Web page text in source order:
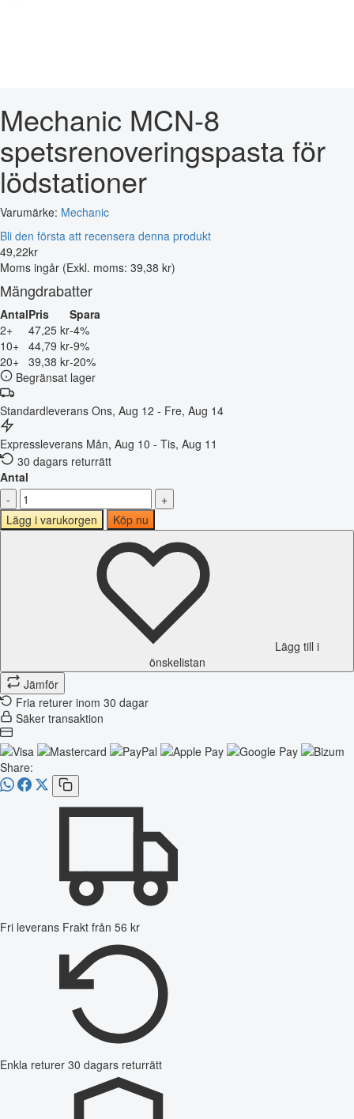
Mechanic MCN-8
spetsrenoveringspasta för
lödstationer
Varumärke: Mechanic
Bli den första att recensera denna produkt
49,22kr
Moms ingår (Exkl. moms: 39,38 kr)
Mängdrabatter
AntalPris
Spara
2+
47,25 kr-4%
10+ 44,79 kr-9%
20+ 39,38 kr-20%
Begränsat lager
Standardleverans Ons, Aug 12 - Fre, Aug 14
Expressleverans Mån, Aug 10 - Tis, Aug 11
30 dagars returrätt
Antal
-
+
Lägg i varukorgen
Köp nu
Lägg till i
önskelistan
Jämför
Fria returer inom 30 dagar
Säker transaktion
Share:
Fri leverans Frakt från 56 kr
Enkla returer 30 dagars returrätt